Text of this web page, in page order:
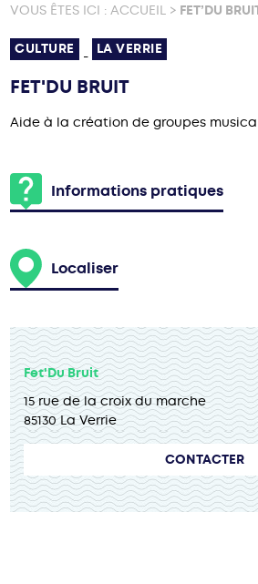
VOUS ÊTES ICI :ACCUEIL > FET’DU
CULTURE - LA VERRIE
FET'DU BRUIT
Aide à la création de groupes
Informations pratiques
Localiser
Fet'Du Bruit
15 rue de la croix du marche
85130 La Verrie
CONTACTER